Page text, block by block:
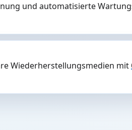
und automatisierte
Wiederherstellungsmedien mit